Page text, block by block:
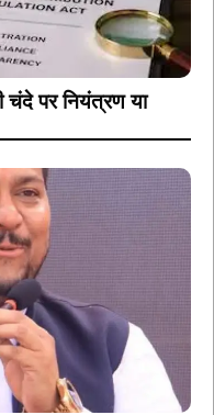
पर नियंत्रण या